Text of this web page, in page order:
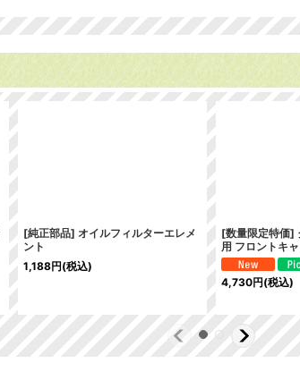
[純正部品] オイルフィルターエレメ
ント
1,188円(税込)
[数量限定特価]
用 フロントキ
4,730円(税込)